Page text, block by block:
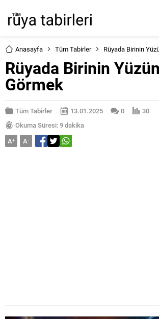
Anasayfa Tüm Tabirler Rüyada Birinin
Rüyada Birinin
Görmek
Tüm Tabirler 13.01.2025 0
30
Okuma Süresi: 9 dakika
A+ A-